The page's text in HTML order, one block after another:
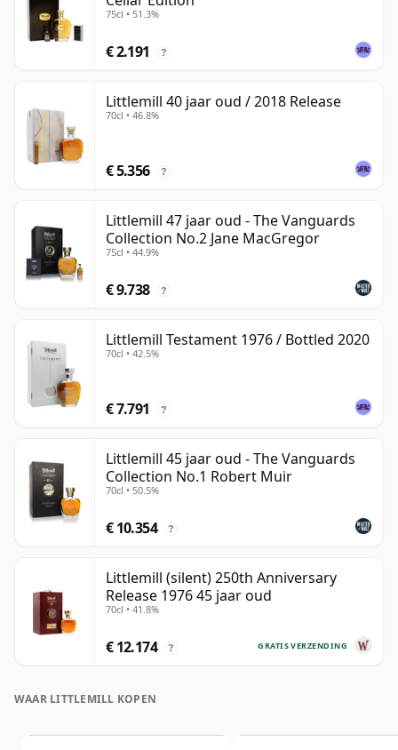
75cl • 51.3%
€ 2.191 ?
Littlemill 40 jaar oud / 2018 Release
70cl • 46.8%
€ 5.356 ?
Littlemill 47 jaar oud - The Vanguards
Collection No.2 Jane MacGregor
75cl • 44.9%
€ 9.738 ?
Littlemill Testament 1976 / Bottled 2020
70cl • 42.5%
€ 7.791 ?
Littlemill 45 jaar oud - The Vanguards
Collection No.1 Robert Muir
70cl • 50.5%
€ 10.354 ?
Littlemill (silent) 250th Anniversary
Release 1976 45 jaar oud
70cl • 41.8%
GRATIS VERZENDING
€ 12.174 ?
WAAR LITTLEMILL KOPEN